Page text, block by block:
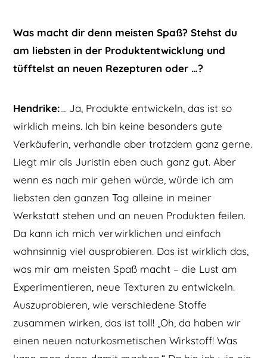
Was macht dir denn meisten Spaß? Stehst du
am liebsten in der Produktentwicklung und
tüfftelst an neuen Rezepturen oder …?
Hendrike:… Ja, Produkte entwickeln, das ist so
wirklich meins. Ich bin keine besonders gute
Verkäuferin, verhandle aber trotzdem ganz gerne.
Liegt mir als Juristin eben auch ganz gut. Aber
wenn es nach mir gehen würde, würde ich am
liebsten den ganzen Tag alleine in meiner
Werkstatt stehen und an neuen Produkten feilen.
Da kann ich mich verwirklichen und einfach
wahnsinnig viel ausprobieren. Das ist wirklich das,
was mir am meisten Spaß macht – die Lust am
Experimentieren, neue Texturen zu entwickeln.
Auszuprobieren, wie verschiedene Stoffe
zusammen wirken, das ist toll! „Oh, da haben wir
einen neuen naturkosmetischen Wirkstoff! Was